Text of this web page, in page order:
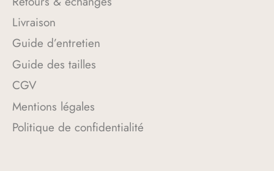
Livraison
Guide d’entretien
Guide des tailles
CGV
Mentions légales
Politique de confidentialité